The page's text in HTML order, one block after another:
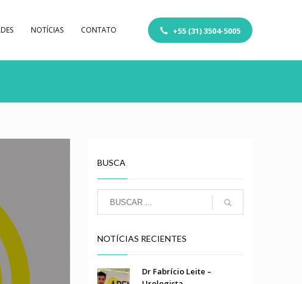
NOTÍCIAS CONTATO +55 (31) 3504-5005
BUSCA
NOTÍCIAS RECIENTES
Dr Fabrício Leite –